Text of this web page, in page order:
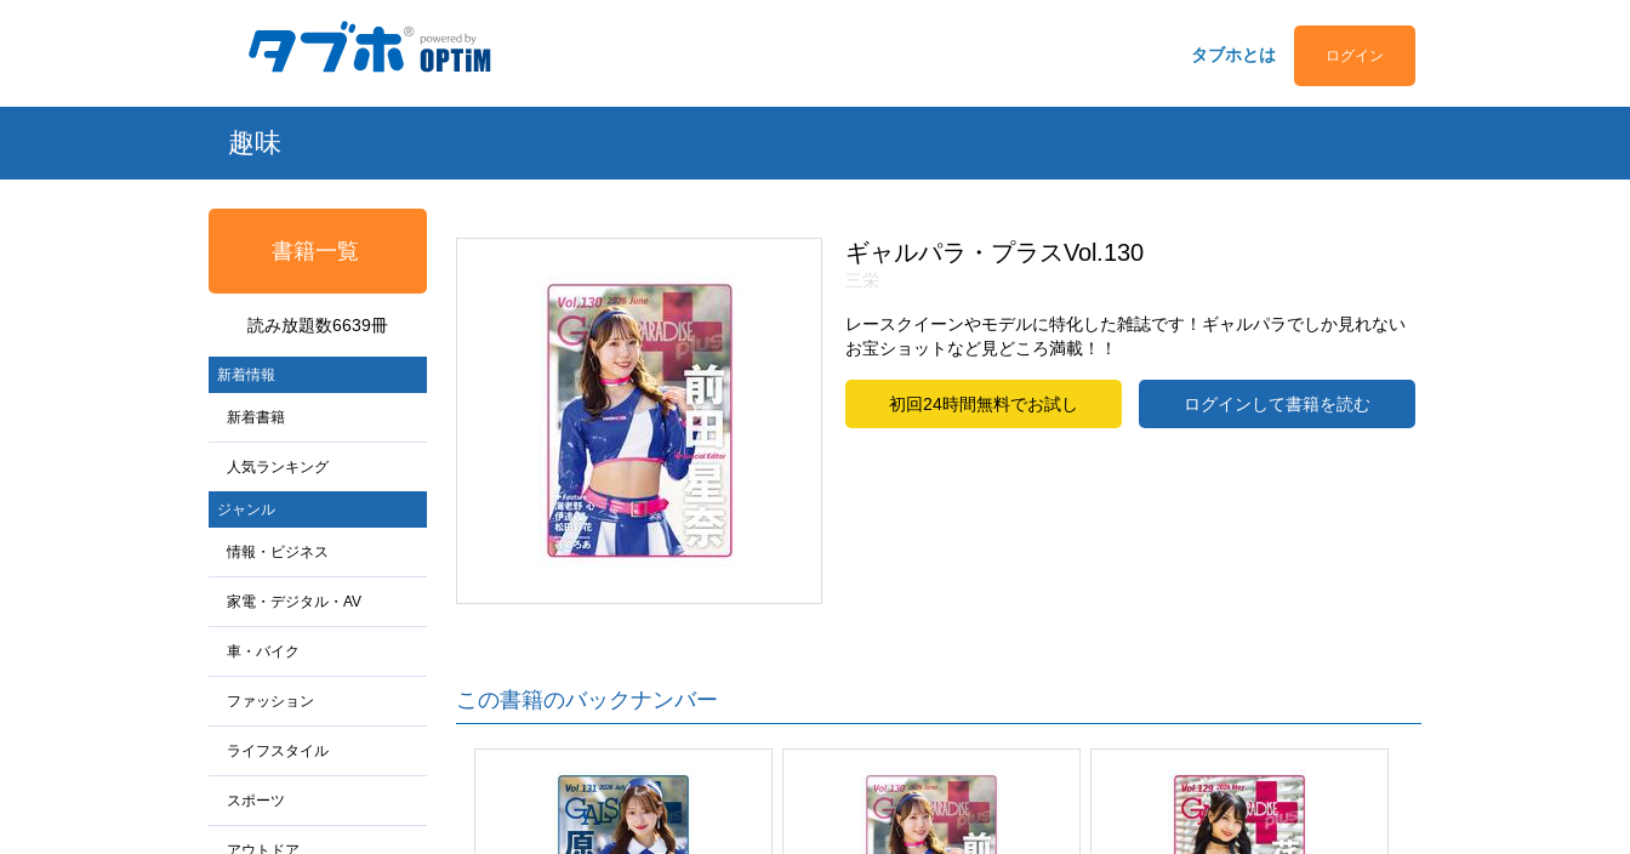
タブホとは ログイン
趣味
書籍一覧
読み放題数6639冊
新着情報
新着書籍
人気ランキング
ジャンル
情報・ビジネス
家電・デジタル・AV
車・バイク
ファッション
ライフスタイル
スポーツ
アウトドア
ギャルパラ・プラスVol.130
三栄
レースクイーンやモデルに特化した雑誌です！ギャルパラでしか見れない
お宝ショットなど見どころ満載！！
初回24時間無料でお試し ログインして書籍を読む
この書籍のバックナンバー